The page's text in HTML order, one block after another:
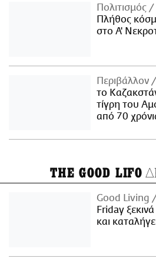
Πολιτισμός
Πλήθος
στο Α'
Περιβάλλον
το
τίγρη του
από 70
THE GOOD LIFO
Good Living
Friday
και